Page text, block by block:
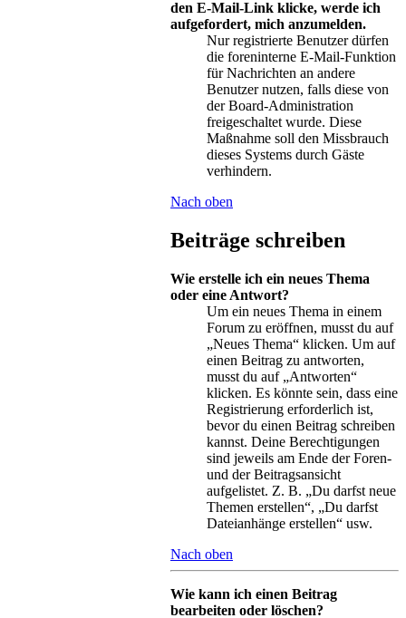
den E-Mail-Link klicke, werde ich
aufgefordert, mich anzumelden.
Nur registrierte Benutzer dürfen
die foreninterne E-Mail-Funktion
für Nachrichten an andere
Benutzer nutzen, falls diese von
der Board-Administration
freigeschaltet wurde. Diese
Maßnahme soll den Missbrauch
dieses Systems durch Gäste
verhindern.
Nach oben
Beiträge schreiben
Wie erstelle ich ein neues Thema
oder eine Antwort?
Um ein neues Thema in einem
Forum zu eröffnen, musst du auf
„Neues Thema“ klicken. Um auf
einen Beitrag zu antworten,
musst du auf „Antworten“
klicken. Es könnte sein, dass eine
Registrierung erforderlich ist,
bevor du einen Beitrag schreiben
kannst. Deine Berechtigungen
sind jeweils am Ende der Foren-
und der Beitragsansicht
aufgelistet. Z. B. „Du darfst neue
Themen erstellen“, „Du darfst
Dateianhänge erstellen“ usw.
Nach oben
Wie kann ich einen Beitrag
bearbeiten oder löschen?